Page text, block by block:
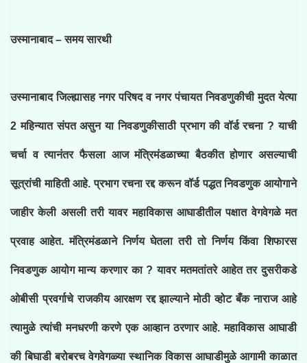
उस्मानाबाद – समय सारथी
उस्मानाबाद जिल्ह्यासह नगर परिषद व नगर पंचायत निवडणुकीची मुदत येत्या
2 महिन्यात संपत असुन या निवडणुकीसाठी प्रभाग की वॉर्ड रचना ? याची
चर्चा व त्यानंतर फैसला आज मंत्रिमंडळाच्या बैठकीत होणार असल्याची
सूत्रांची माहिती आहे. प्रभाग रचना रद्द करून वॉर्ड पद्धत निवडणुक आयोगाने
जाहीर केली असली तरी यावर महाविकास आघाडीतील पक्षात वेगवेगळे मत
प्रवाह आहेत. मंत्रिमंडळाने निर्णय घेतला तरी तो निर्णय किंवा शिफारस
निवडणुक आयोग मान्य करणार का ? यावर मतमतांतरे आहेत तर दुसरीकडे
ओबीसी प्रवर्गाचे राजकीय आरक्षण रद्द झाल्याने मोठी व्होट बँक नाराज आहे
त्यामुळे त्यांची मनधरणी करणे एक आव्हान ठरणार आहे. महाविकास आघाडी
की बिघाडी बरोबरच वेगवेगळ्या स्थानिक विकास आघाडीमुळे आगामी काळात